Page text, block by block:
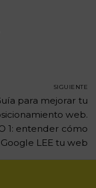
SIGUIENTE
para mejorar tu
web.
1: entender cómo
Google LEE tu web